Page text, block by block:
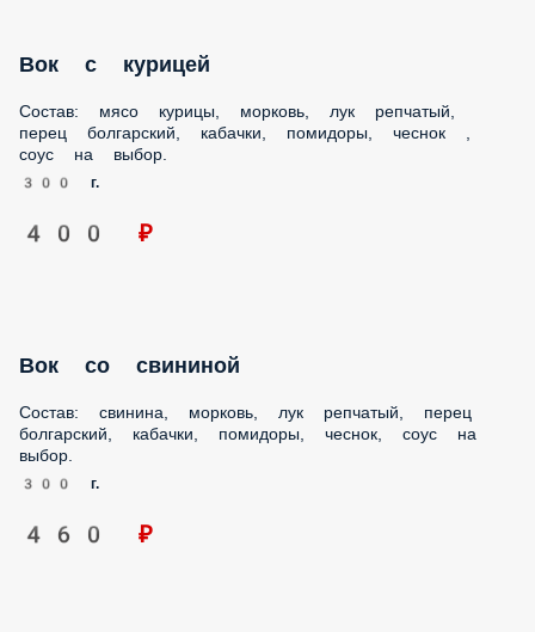
Вок c курицей
Состав: мясо курицы, морковь, лук репчатый, перец
болгарский, кабачки, помидоры, чеснок , соус на выбор.
300 г.
болгарский, кабачки, помидоры, чеснок, соус на выбор.
300 г.
460 ₽